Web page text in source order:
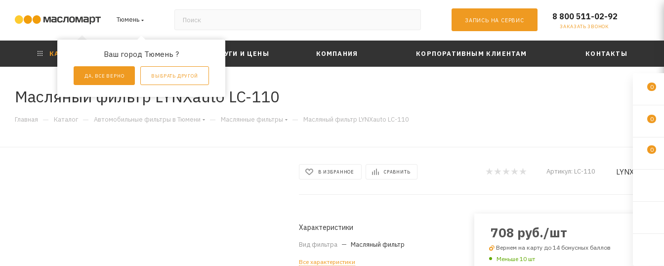
Тюмень
Ваш город Тюмень ?
ДА, ВСЕ ВЕРНО ВЫБРАТЬ ДРУГОЙ
ЗАПИСЬ НА СЕРВИС 8 800 511-02-92
ЗАКАЗАТЬ ЗВОНОК
КАТАЛОГ АКЦИИ УСЛУГИ И ЦЕНЫ КОМПАНИЯ КОРПОРАТИВНЫМ КЛИЕНТАМ КОНТАКТЫ
Масляный фильтр LYNXauto LC-110
Главная — Каталог — Автомобильные фильтры в Тюмени — Маслянные фильтры — Масляный фильтр LYNXauto LC-110
В ИЗБРАННОЕ СРАВНИТЬ Артикул: LC-110 LYNXauto
Характеристики
Вид фильтра — Масляный фильтр
Все характеристики
708 руб./шт
Вернем на карту до 14 бонусных баллов
Меньше 10 шт
0
0
0